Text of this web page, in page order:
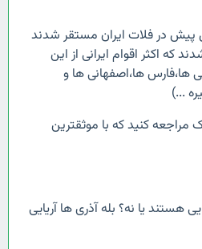
پیش در فلات ایران مستقر شدند
که اکثر اقوام ایرانی از این
ها،فارس ها،اصفهانی ها و
...)
مراجعه کنید که با موثقترین
هستند یا نه؟ بله آذری ها آریایی